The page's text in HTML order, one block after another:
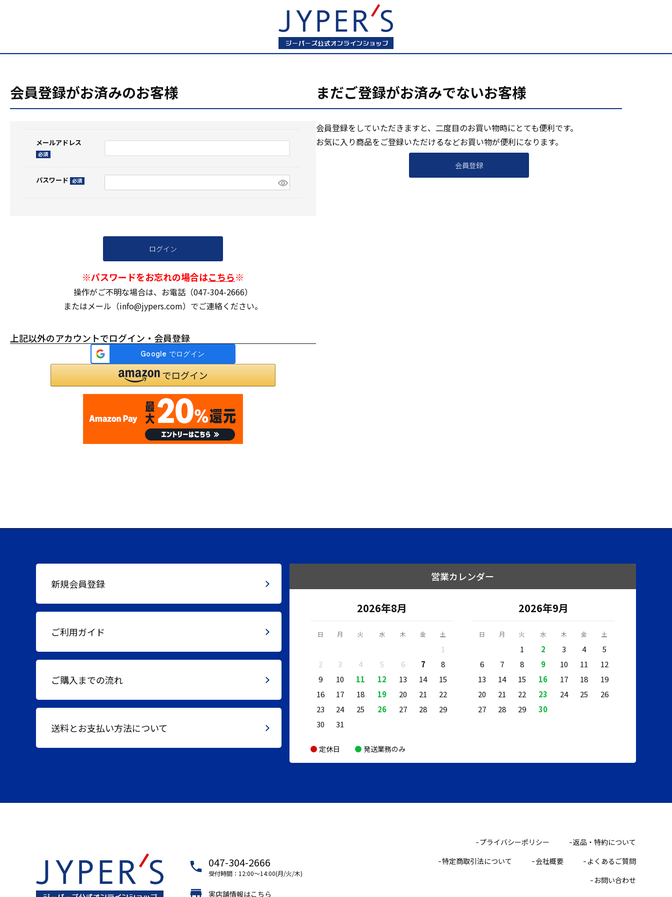
会員登録がお済みのお客様
メールアドレス
パスワード
ログイン
※パスワードをお忘れの場合はこちら※
操作がご不明な場合は、お電話（047-304-2666）
またはメール（info@jypers.com）でご連絡ください。
上記以外のアカウントでログイン・会員登録
まだご登録がお済みでないお客様
会員登録をしていただきますと、二度目のお買い物時にとても便利です。
お気に入り商品をご登録いただけるなどお買い物が便利になります。
会員登録
新規会員登録
ご利用ガイド
ご購入までの流れ
送料とお支払い方法について
営業カレンダー
2026年8月
日 月 火 水 木 金 土
1
2
3 4 5 6 7
8
9
10 11 12 13 14
15
16
17 18 19 20 21
22
23
24 25 26 27 28
29
30
31
2026年9月
日 月 火 水 木 金 土
1 2 3 4
5
6
7 8 9 10 11
12
13
14 15 16 17 18
19
20
21 22 23 24 25
26
27
28 29 30
定休日 発送業務のみ
local_phone 047-304-2666
受付時間：12:00～14:00(月/火/木)
store 実店舗情報はこちら
プライバシーポリシー
返品・特約について
特定商取引法について
会社概要
よくあるご質問
お問い合わせ